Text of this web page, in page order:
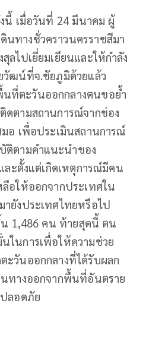
นี้ เมื่อวันที่ 24 มีนาคม ผู้
นทางชั่วคราวนครราชสีมา
ลไปเยี่ยมเยียนและให้กำลัง
วัฒน์ที่จ.ชัยภูมิด้วยแล้ว
ที่ตะวันออกกลางตนขอย้ำ
ดตามสถานการณ์จากช่อง
มอ เพื่อประเมินสถานการณ์
ติตามคำแนะนำของ
ละตั้งแต่เกิดเหตุการณ์มีคน
อให้ออกจากประเทศใน
ยังประเทศไทยหรือไป
1,486 คน ท้ายสุดนี้ ตน
ในการเพื่อให้ความช่วย
ะวันออกกลางที่ได้รับผลก
นทางออกจากพื้นที่อันตราย
ลอดภัย